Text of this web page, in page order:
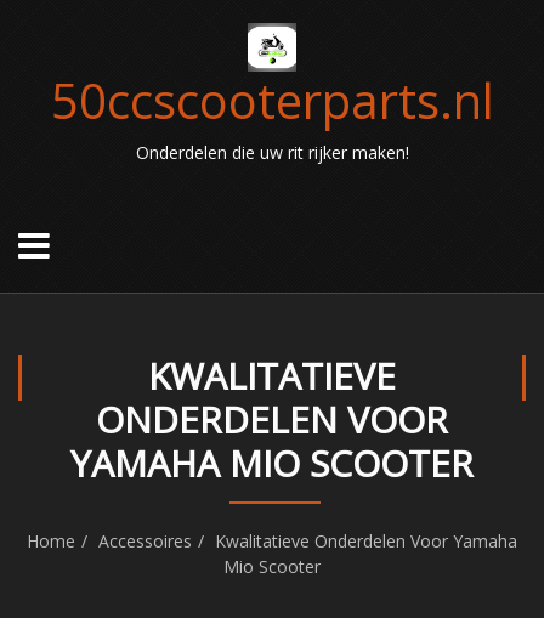
50ccscooterparts.nl
Onderdelen die uw rit rijker maken!
KWALITATIEVE
ONDERDELEN VOOR
YAMAHA MIO SCOOTER
Home Accessoires
Kwalitatieve Onderdelen Voor Yamaha
Mio Scooter